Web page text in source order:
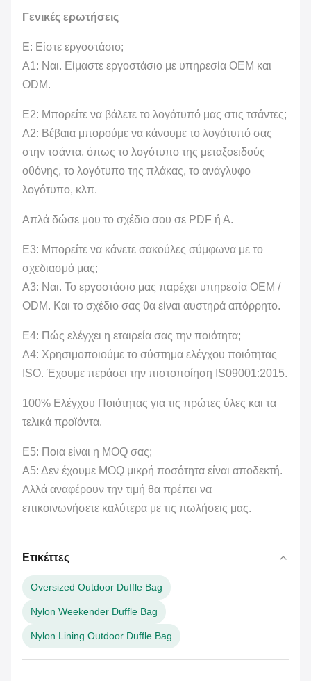
Γενικές ερωτήσεις
Ε: Είστε εργοστάσιο;
Α1: Ναι. Είμαστε εργοστάσιο με υπηρεσία OEM και
ODM.
Ε2: Μπορείτε να βάλετε το λογότυπό μας στις τσάντες;
Α2: Βέβαια μπορούμε να κάνουμε το λογότυπό σας
στην τσάντα, όπως το λογότυπο της μεταξοειδούς
οθόνης, το λογότυπο της πλάκας, το ανάγλυφο
λογότυπο, κλπ.
Απλά δώσε μου το σχέδιο σου σε PDF ή Α.
Ε3: Μπορείτε να κάνετε σακούλες σύμφωνα με το
σχεδιασμό μας;
Α3: Ναι. Το εργοστάσιο μας παρέχει υπηρεσία OEM /
ODM. Και το σχέδιο σας θα είναι αυστηρά απόρρητο.
Ε4: Πώς ελέγχει η εταιρεία σας την ποιότητα;
Α4: Χρησιμοποιούμε το σύστημα ελέγχου ποιότητας
ISO. Έχουμε περάσει την πιστοποίηση IS09001:2015.
100% Ελέγχου Ποιότητας για τις πρώτες ύλες και τα
τελικά προϊόντα.
Ε5: Ποια είναι η MOQ σας;
Α5: Δεν έχουμε MOQ μικρή ποσότητα είναι αποδεκτή.
Αλλά αναφέρουν την τιμή θα πρέπει να
επικοινωνήσετε καλύτερα με τις πωλήσεις μας.
Ετικέττες
Oversized Outdoor Duffle Bag
Nylon Weekender Duffle Bag
Nylon Lining Outdoor Duffle Bag